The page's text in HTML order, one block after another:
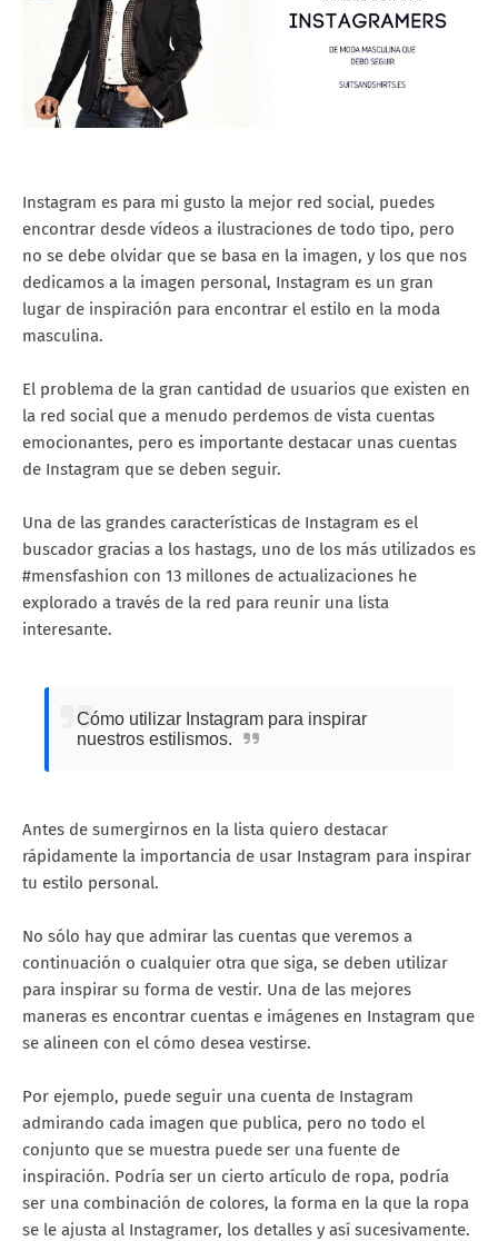
Instagram es para mi gusto la mejor red social, puedes
encontrar desde vídeos a ilustraciones de todo tipo, pero
no se debe olvidar que se basa en la imagen, y los que nos
dedicamos a la imagen personal, Instagram es un gran
lugar de inspiración para encontrar el estilo en la moda
masculina.
El problema de la gran cantidad de usuarios que existen en
la red social que a menudo perdemos de vista cuentas
emocionantes, pero es importante destacar unas cuentas
de Instagram que se deben seguir.
Una de las grandes características de Instagram es el
buscador gracias a los hastags, uno de los más utilizados es
#mensfashion con 13 millones de actualizaciones he
explorado a través de la red para reunir una lista
interesante.
Cómo utilizar Instagram para inspirar
nuestros estilismos.
Antes de sumergirnos en la lista quiero destacar
rápidamente la importancia de usar Instagram para inspirar
tu estilo personal.
No sólo hay que admirar las cuentas que veremos a
continuación o cualquier otra que siga, se deben utilizar
para inspirar su forma de vestir. Una de las mejores
maneras es encontrar cuentas e imágenes en Instagram que
se alineen con el cómo desea vestirse.
Por ejemplo, puede seguir una cuenta de Instagram
admirando cada imagen que publica, pero no todo el
conjunto que se muestra puede ser una fuente de
inspiración. Podría ser un cierto artículo de ropa, podría
ser una combinación de colores, la forma en la que la ropa
se le ajusta al Instagramer, los detalles y así sucesivamente.